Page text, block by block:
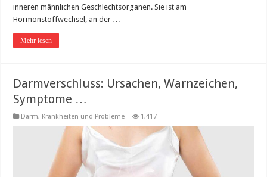
inneren männlichen Geschlechtsorganen. Sie ist am
Hormonstoffwechsel, an der …
Mehr lesen
Darmverschluss: Ursachen, Warnzeichen,
Symptome …
Darm, Krankheiten und Probleme 1,417